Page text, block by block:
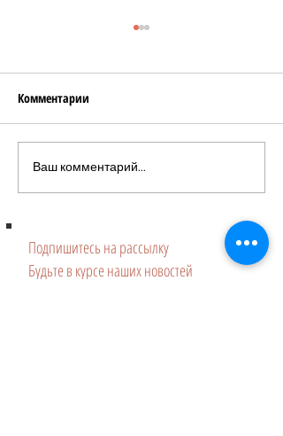
Деревенские кукурузные
сырники в духовке
Комментарии
Ваш комментарий...
Подпишитесь на рассылку
Будьте в курсе наших новостей